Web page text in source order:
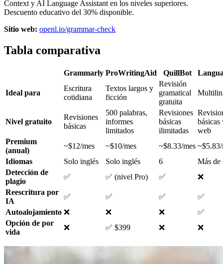
Context y AI Language Assistant en los niveles superiores.
Descuento educativo del 30% disponible.
Sitio web: openl.io/grammar-check
Tabla comparativa
Grammarly ProWritingAid QuillBot
Ideal para
Escritura
cotidiana
Textos largos y
ficción
Revisión
gramatical
gratuita
Nivel gratuito
Revisiones
básicas
500 palabras,
informes
limitados
Revisiones
básicas
ilimitadas
básicas
web
Premium
(anual)
~$12/mes ~$10/mes ~$8.33/mes ~$5.83/
Idiomas
Solo inglés Solo inglés 6
Más de
Detección de
plagio
✅ ✅ (nivel Pro) ✅
❌
Reescritura por
IA
✅ ✅ ✅
✅
Autoalojamiento ❌ ❌ ❌
✅
Opción de por
vida
❌ ✅ $399 ❌ ❌